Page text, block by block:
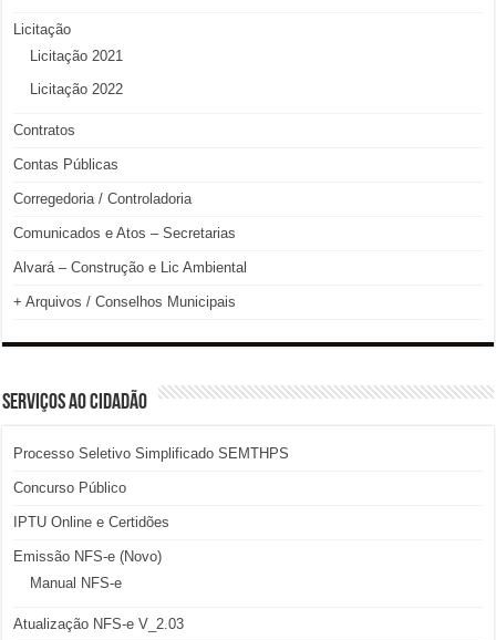
Licitação
Licitação 2021
Licitação 2022
Contratos
Contas Públicas
Corregedoria / Controladoria
Comunicados e Atos – Secretarias
Alvará – Construção e Lic Ambiental
+ Arquivos / Conselhos Municipais
SERVIÇOS AO CIDADÃO
Processo Seletivo Simplificado SEMTHPS
Concurso Público
IPTU Online e Certidões
Emissão NFS-e (Novo)
Manual NFS-e
Atualização NFS-e V_2.03